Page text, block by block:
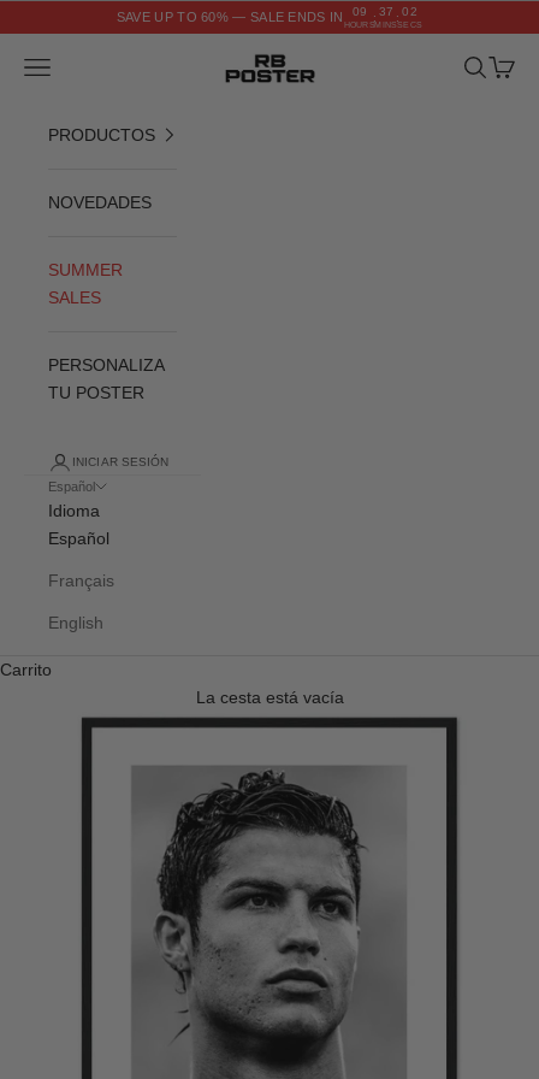
SAVE UP TO 60% — SALE ENDS IN 09
HOURS
: 37
MINS
: 02
SECS
RB POSTER
Menú Buscar
Cesta
PRODUCTOS
NOVEDADES
SUMMER
SALES
PERSONALIZA
TU POSTER
INICIAR SESIÓN
Español
Idioma
Español
Français
English
Carrito
La cesta está vacía